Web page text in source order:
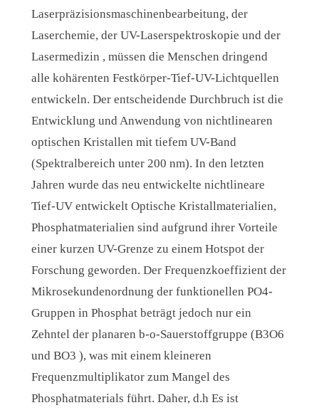
Laserpräzisionsmaschinenbearbeitung, der
Laserchemie, der UV-Laserspektroskopie und der
Lasermedizin , müssen die Menschen dringend
alle kohärenten Festkörper-Tief-UV-Lichtquellen
entwickeln. Der entscheidende Durchbruch ist die
Entwicklung und Anwendung von nichtlinearen
optischen Kristallen mit tiefem UV-Band
(Spektralbereich unter 200 nm). In den letzten
Jahren wurde das neu entwickelte nichtlineare
Tief-UV entwickelt Optische Kristallmaterialien,
Phosphatmaterialien sind aufgrund ihrer Vorteile
einer kurzen UV-Grenze zu einem Hotspot der
Forschung geworden. Der Frequenzkoeffizient der
Mikrosekundenordnung der funktionellen PO4-
Gruppen in Phosphat beträgt jedoch nur ein
Zehntel der planaren b-o-Sauerstoffgruppe (B3O6
und BO3 ), was mit einem kleineren
Frequenzmultiplikator zum Mangel des
Phosphatmaterials führt. Daher, d.h Es ist